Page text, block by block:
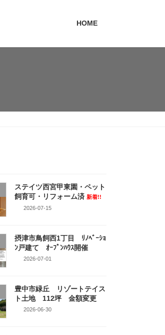
HOME
ステイツ西宮甲東園・ペット
飼育可・リフォーム済 新着!!
2026-07-15
摂津市鳥飼西1丁目 ﾘﾉﾍﾞｰｼｮ
ﾝ戸建て ｵｰﾌﾟﾝﾊｳｽ開催
2026-07-01
豊中市緑丘 リゾートテイス
ト土地 112坪 金額変更
2026-06-30